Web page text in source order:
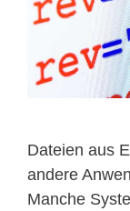
Dateien aus
andere
Manche